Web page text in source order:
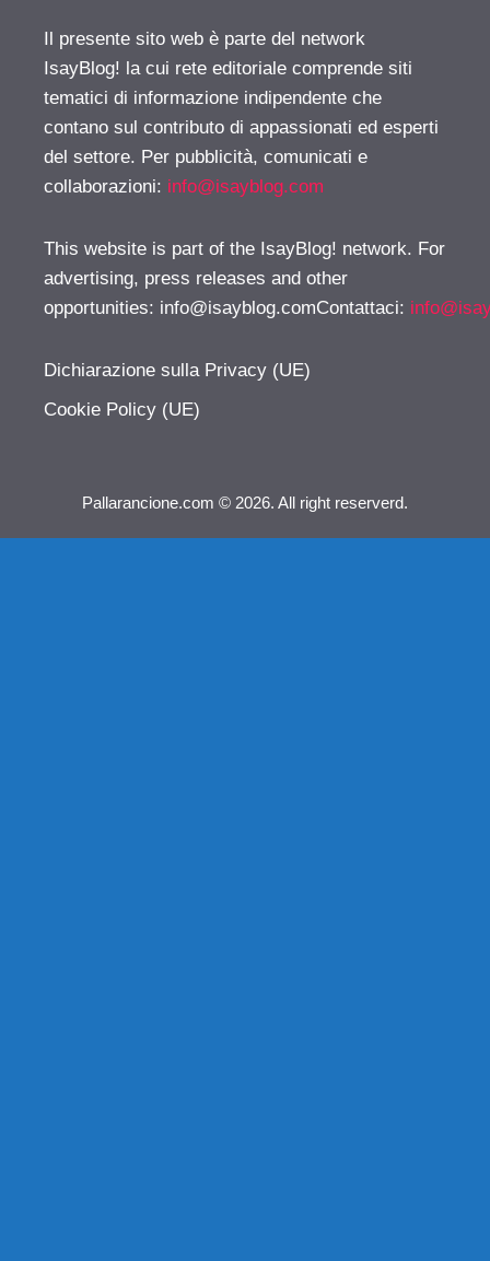
Il presente sito web è parte del network
IsayBlog! la cui rete editoriale comprende siti
tematici di informazione indipendente che
contano sul contributo di appassionati ed esperti
del settore. Per pubblicità, comunicati e
collaborazioni: info@isayblog.com
This website is part of the IsayBlog! network. For
advertising, press releases and other
opportunities: info@isayblog.comContattaci:
Dichiarazione sulla Privacy (UE)
Cookie Policy (UE)
Pallarancione.com © 2026. All right reserverd.